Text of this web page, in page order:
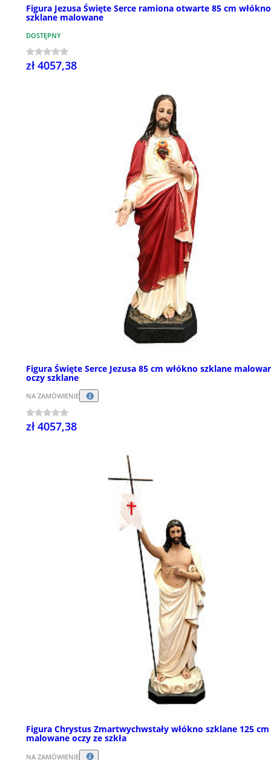
Figura Jezusa Święte Serce ramiona otwarte 85 cm włókno
szklane malowane
DOSTĘPNY
zł 4057,38
Figura Święte Serce Jezusa 85 cm włókno szklane
oczy szklane
NA ZAMÓWIENIE
zł 4057,38
Figura Chrystus Zmartwychwstały włókno szklane 125 cm
malowane oczy ze szkła
NA ZAMÓWIENIE